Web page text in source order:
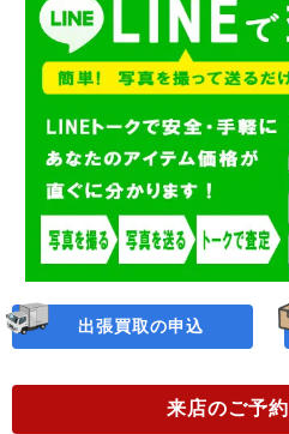
出張買取の申込
来店のご予約